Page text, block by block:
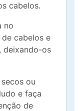
cabelos.
no
cabelos e
deixando-os
ou
e faça
de